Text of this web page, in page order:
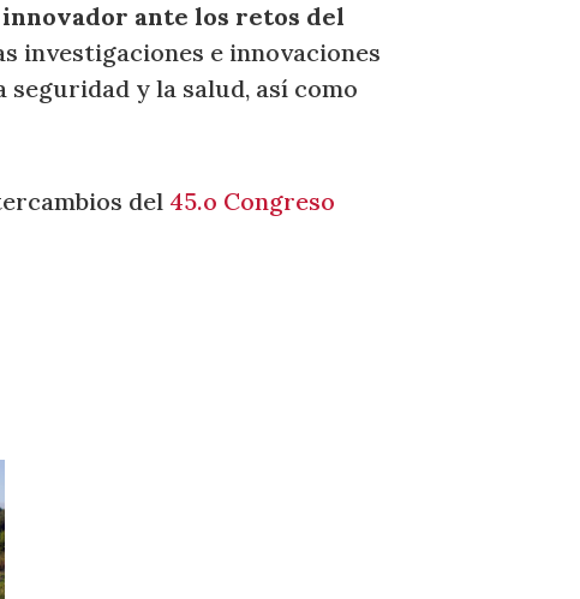
ante los retos del
investigaciones e innovaciones
y la salud, así como
del 45.o Congreso